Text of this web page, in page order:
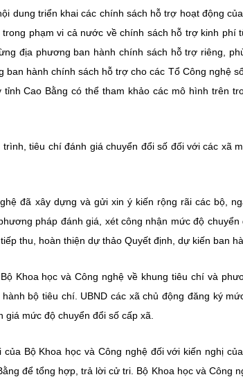
dung triển khai các chính sách hỗ trợ hoạt động
phạm vi cả nước về chính sách hỗ trợ kinh
địa phương ban hành chính sách hỗ trợ riêng,
ban hành chính sách hỗ trợ cho các Tổ Công nghệ
Cao Bằng có thể tham khảo các mô hình trên
trình, tiêu chí đánh giá chuyển đổi số đối với các xã
đã xây dựng và gửi xin ý kiến rộng rãi các bộ,
pháp đánh giá, xét công nhận mức độ
thu, hoàn thiện dự thảo Quyết định, dự kiến ban
Khoa học và Công nghệ về khung tiêu chí và
bộ tiêu chí. UBND các xã chủ động đăng ký
giá mức độ chuyển đổi số cấp xã.
của Bộ Khoa học và Công nghệ đối với kiến nghị
để tổng hợp, trả lời cử tri. Bộ Khoa học và Công